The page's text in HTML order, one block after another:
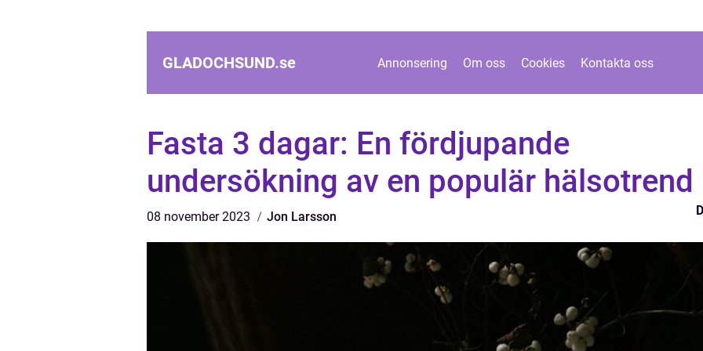
GLADOCHSUND.se Annonsering Om oss Cookies Kontakta oss
Fasta 3 dagar: En fördjupande
undersökning av en populär hälsotrend
08 november 2023 Jon Larsson